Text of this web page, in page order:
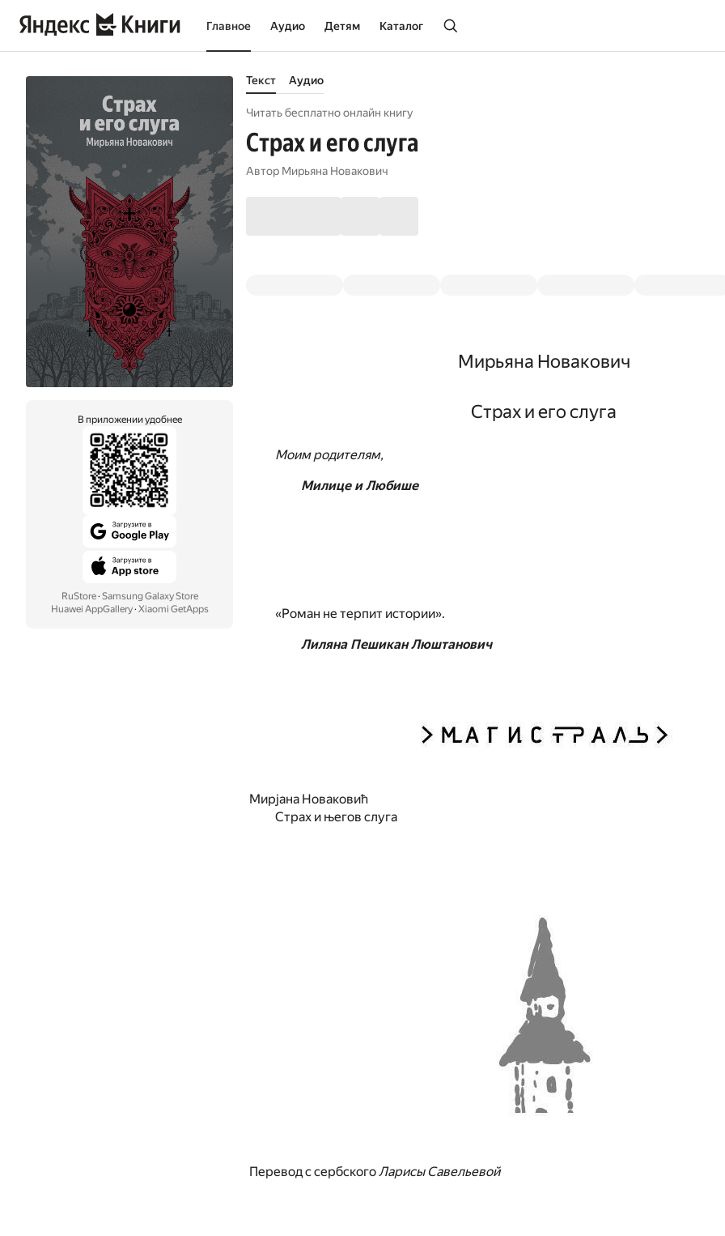
Главное Аудио Детям Каталог
В приложении удобнее
RuStore· Samsung Galaxy Store
Huawei AppGallery· Xiaomi GetApps
Текст Аудио
Читать бесплатно онлайн книгу
Страх и его слуга
Автор Мирьяна Новакович
Мирьяна Новакович
Страх и его слуга
Моим родителям,
Милице и Любише
«Роман не терпит истории».
Лиляна Пешикан Люштанович
Мирјана Новаковић
Страх и његов слуга
Перевод с сербскогоЛарисы Савельевой